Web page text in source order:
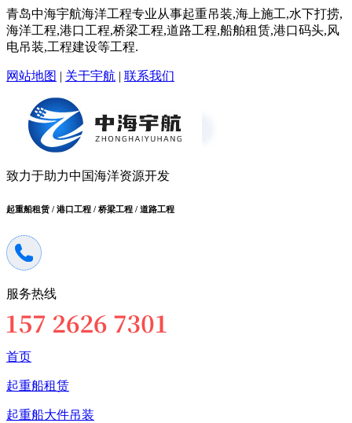
青岛中海宇航海洋工程专业从事起重吊装,海上施工,水下打捞,
海洋工程,港口工程,桥梁工程,道路工程,船舶租赁,港口码头,风
电吊装,工程建设等工程.
网站地图 | 关于宇航 | 联系我们
致力于助力中国海洋资源开发
起重船租赁 / 港口工程 / 桥梁工程 / 道路工程
服务热线
首页
起重船租赁
起重船大件吊装